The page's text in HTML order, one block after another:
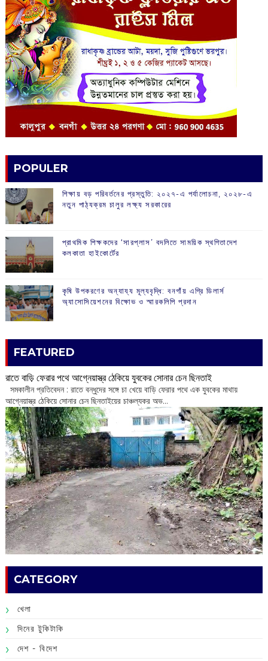
POPULER
শিক্ষায় বড় পরিবর্তনের প্রস্তুতি: ২০২৭-এ পর্যালোচনা, ২০২৮-এ
নতুন পাঠ্যক্রম চালুর লক্ষ্য সরকারের
প্রাথমিক শিক্ষকদের ‘সারপ্লাস’ বদলিতে সাময়িক স্থগিতাদেশ
কলকাতা হাইকোর্টের
কৃষি উপকরণের অন্যায্য মূল্যবৃদ্ধি: বনগাঁয় এগ্রি ডিলার্স
অ্যাসোসিয়েশনের বিক্ষোভ ও স্মারকলিপি প্রদান
FEATURED
রাতে বাড়ি ফেরার পথে আগ্নেয়াস্ত্র ঠেকিয়ে যুবকের সোনার চেন ছিনতাই
সমকালীন প্রতিবেদন : রাতে বন্ধুদের সঙ্গে চা খেয়ে বাড়ি ফেরার পথে এক যুবকের মাথায়
আগ্নেয়াস্ত্র ঠেকিয়ে সোনার চেন ছিনতাইয়ের চাঞ্চল্যকর অভ...
CATEGORY
খেলা
দিনের টুকিটাকি
দেশ - বিদেশ